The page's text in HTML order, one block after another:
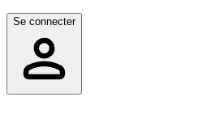
Se connecter